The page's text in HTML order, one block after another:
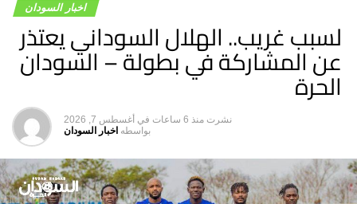
اخبار السودان
لسبب غريب.. الهلال السوداني يعتذر
عن المشاركة في بطولة – السودان
الحرة
نشرت منذ 6 ساعات في أغسطس 7, 2026
بواسطه اخبار السودان